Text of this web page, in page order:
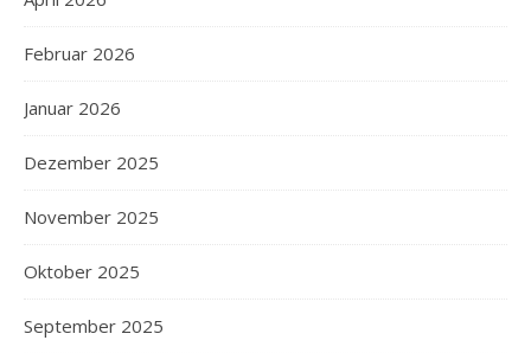
Februar 2026
Januar 2026
Dezember 2025
November 2025
Oktober 2025
September 2025